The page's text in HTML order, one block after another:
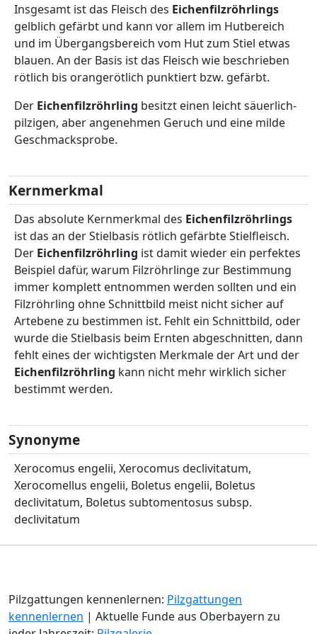
Insgesamt ist das Fleisch des Eichenfilzröhrlings
gelblich gefärbt und kann vor allem im Hutbereich
und im Übergangsbereich vom Hut zum Stiel etwas
blauen. An der Basis ist das Fleisch wie beschrieben
rötlich bis orangerötlich punktiert bzw. gefärbt.
Der Eichenfilzröhrling besitzt einen leicht säuerlich-
pilzigen, aber angenehmen Geruch und eine milde
Geschmacksprobe.
Kernmerkmal
Das absolute Kernmerkmal des Eichenfilzröhrlings
ist das an der Stielbasis rötlich gefärbte Stielfleisch.
Der Eichenfilzröhrling ist damit wieder ein perfektes
Beispiel dafür, warum Filzröhrlinge zur Bestimmung
immer komplett entnommen werden sollten und ein
Filzröhrling ohne Schnittbild meist nicht sicher auf
Artebene zu bestimmen ist. Fehlt ein Schnittbild, oder
wurde die Stielbasis beim Ernten abgeschnitten, dann
fehlt eines der wichtigsten Merkmale der Art und der
Eichenfilzröhrling kann nicht mehr wirklich sicher
bestimmt werden.
Synonyme
Xerocomus engelii, Xerocomus declivitatum,
Xerocomellus engelii, Boletus engelii, Boletus
declivitatum, Boletus subtomentosus subsp.
declivitatum
Pilzgattungen kennenlernen: Pilzgattungen
kennenlernen | Aktuelle Funde aus Oberbayern zu